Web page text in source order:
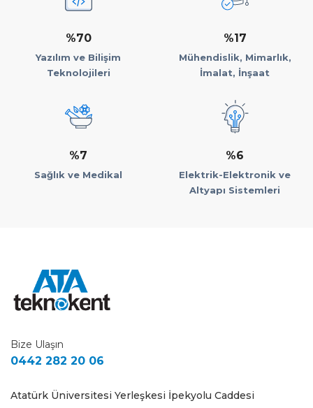
%70
Yazılım ve Bilişim
Teknolojileri
%17
Mühendislik, Mimarlık,
İmalat, İnşaat
%7
Sağlık ve Medikal
%6
Elektrik-Elektronik ve
Altyapı Sistemleri
Bize Ulaşın
0442 282 20 06
Atatürk Üniversitesi Yerleşkesi İpekyolu Caddesi